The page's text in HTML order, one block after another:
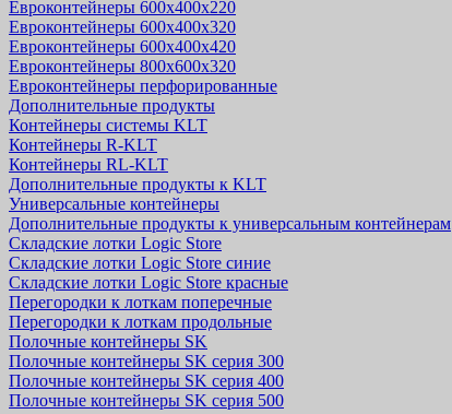
Евроконтейнеры 600х400х220
Евроконтейнеры 600х400х320
Евроконтейнеры 600х400х420
Евроконтейнеры 800х600х320
Евроконтейнеры перфорированные
Дополнительные продукты
Контейнеры системы KLT
Контейнеры R-KLT
Контейнеры RL-KLT
Дополнительные продукты к KLT
Универсальные контейнеры
Дополнительные продукты к универсальным контейнерам
Складские лотки Logic Store
Складские лотки Logic Store синие
Складские лотки Logic Store красные
Перегородки к лоткам поперечные
Перегородки к лоткам продольные
Полочные контейнеры SK
Полочные контейнеры SK серия 300
Полочные контейнеры SK серия 400
Полочные контейнеры SK серия 500